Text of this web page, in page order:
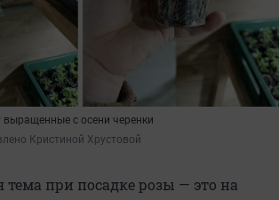
выращенные с осени черенки
Кристиной Хрустовой
тема при посадке розы — это на